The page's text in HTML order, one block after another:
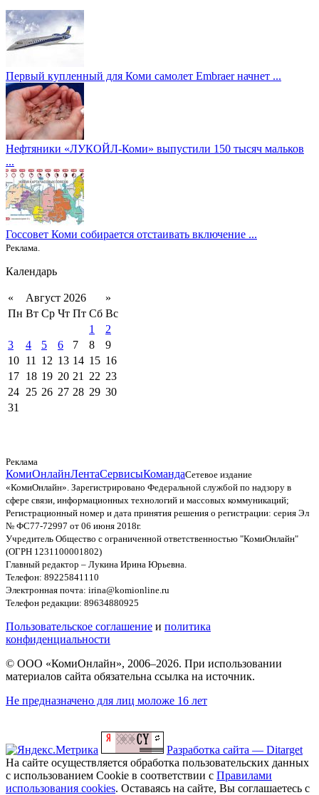
Первый купленный для Коми самолет Embraer начнет ...
Нефтяники «ЛУКОЙЛ-Коми» выпустили 150 тысяч мальков
...
Госсовет Коми собирается отстаивать включение ...
Реклама.
Календарь
« Август 2026
»
Пн Вт Ср Чт Пт Сб Вс
1
2
3
4 5 6 7 8
9
10 11 12 13 14 15 16
17 18 19 20 21 22 23
24 25 26 27 28 29 30
31
Реклама
КомиОнлайнЛентаСервисыКомандаСетевое издание
«КомиОнлайн». Зарегистрировано Федеральной службой по надзору в
сфере связи, информационных технологий и массовых коммуникаций;
Регистрационный номер и дата принятия решения о регистрации: серия Эл
№ ФС77-72997 от 06 июня 2018г.
Учредитель Общество с ограниченной ответственностью "КомиОнлайн"
(ОГРН 1231100001802)
Главный редактор – Лукина Ирина Юрьевна.
Телефон: 89225841110
Электронная почта: irina@komionline.ru
Телефон редакции: 89634880925
Пользовательское соглашение и политика
конфиденциальности
© ООО «КомиОнлайн», 2006–2026. При использовании
материалов сайта обязательна ссылка на источник.
Не предназначено для лиц моложе 16 лет
Разработка сайта — Ditarget
На сайте осуществляется обработка пользовательских данных
с использованием Cookie в соответствии с Правилами
использования cookies. Оставаясь на сайте, Вы соглашаетесь с